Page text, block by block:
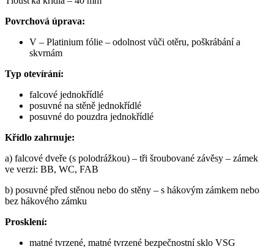
Povrchová úprava:
V – Platinium fólie – odolnost vůči otěru, poškrábání a
skvrnám
Typ otevírání:
falcové jednokřídlé
posuvné na stěně jednokřídlé
posuvné do pouzdra jednokřídlé
Křídlo zahrnuje:
a) falcové dveře (s polodrážkou) – tři šroubované závěsy – zámek
ve verzi: BB, WC, FAB
b) posuvné před stěnou nebo do stěny – s hákovým zámkem nebo
bez hákového zámku
Prosklení:
matné tvrzené, matné tvrzené bezpečnostní sklo VSG